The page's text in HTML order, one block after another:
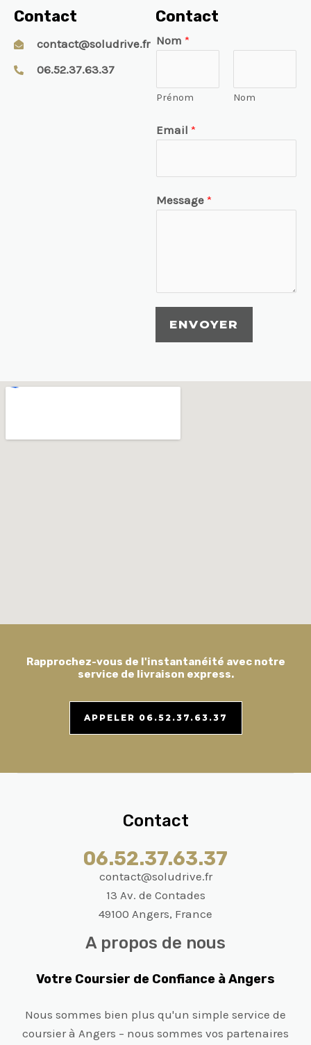
Contact
contact@soludrive.fr
06.52.37.63.37
Contact
Nom *
Prénom Nom
Email *
Message *
ENVOYER
Rapprochez-vous de l'instantanéité avec notre
service de livraison express.
APPELER 06.52.37.63.37
Contact
06.52.37.63.37
contact@soludrive.fr
13 Av. de Contades
49100 Angers, France
A propos de nous
Votre Coursier de Confiance à Angers
Nous sommes bien plus qu'un simple service de
coursier à Angers – nous sommes vos partenaires